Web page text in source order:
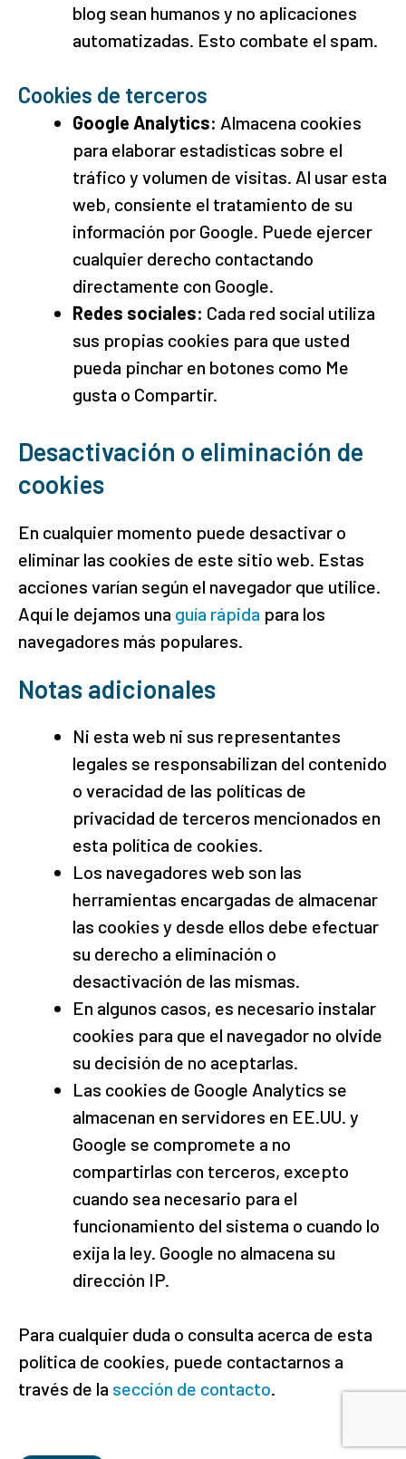
blog sean humanos y no aplicaciones
automatizadas. Esto combate el spam.
Cookies de terceros
Google Analytics: Almacena cookies
para elaborar estadísticas sobre el
tráfico y volumen de visitas. Al usar esta
web, consiente el tratamiento de su
información por Google. Puede ejercer
cualquier derecho contactando
directamente con Google.
Redes sociales: Cada red social utiliza
sus propias cookies para que usted
pueda pinchar en botones como Me
gusta o Compartir.
Desactivación o eliminación de
cookies
En cualquier momento puede desactivar o
eliminar las cookies de este sitio web. Estas
acciones varían según el navegador que utilice.
Aquí le dejamos una guía rápida para los
navegadores más populares.
Notas adicionales
Ni esta web ni sus representantes
legales se responsabilizan del contenido
o veracidad de las políticas de
privacidad de terceros mencionados en
esta política de cookies.
Los navegadores web son las
herramientas encargadas de almacenar
las cookies y desde ellos debe efectuar
su derecho a eliminación o
desactivación de las mismas.
En algunos casos, es necesario instalar
cookies para que el navegador no olvide
su decisión de no aceptarlas.
Las cookies de Google Analytics se
almacenan en servidores en EE.UU. y
Google se compromete a no
compartirlas con terceros, excepto
cuando sea necesario para el
funcionamiento del sistema o cuando lo
exija la ley. Google no almacena su
dirección IP.
Para cualquier duda o consulta acerca de esta
política de cookies, puede contactarnos a
través de la sección de contacto.